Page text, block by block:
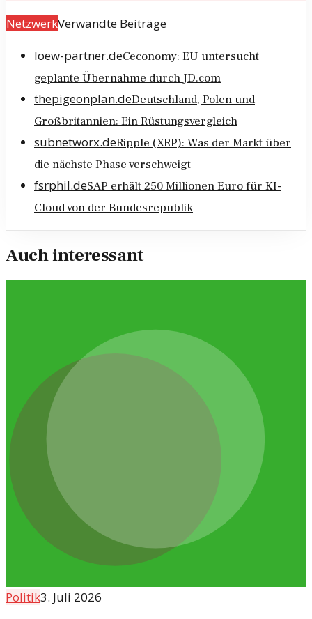
NetzwerkVerwandte Beiträge
loew-partner.deCeconomy: EU untersucht
geplante Übernahme durch JD.com
thepigeonplan.deDeutschland, Polen und
Großbritannien: Ein Rüstungsvergleich
subnetworx.deRipple (XRP): Was der Markt über
die nächste Phase verschweigt
fsrphil.deSAP erhält 250 Millionen Euro für KI-
Cloud von der Bundesrepublik
Auch interessant
Politik3. Juli 2026